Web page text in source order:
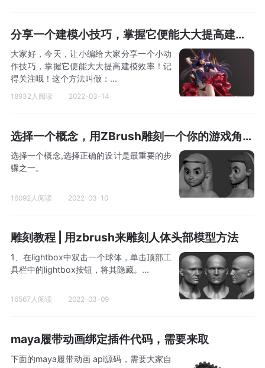
分享一个建模小技巧，掌握它便能大大提高建模效率！
大家好，今天，让小编给大家分享一个小动
作技巧，掌握它便能大大提高建模效率！记
得关注哦！这个方法叫做：...
18932人阅读 2022-03-14
选择一个概念，用ZBrush雕刻一个你的游戏角色示范
选择一个概念,选择正确的设计是最重要的步
骤之一。
16092人阅读 2022-03-10
雕刻教程 | 用zbrush来雕刻人体头部模型方法
1、在lightbox中双击一个球体，单击顶部工
具栏中的lightbox按钮，将其隐藏。...
16567人阅读 2022-03-09
maya履带动画绑定插件代码，需要来取
下面的maya履带动画 api源码，需要大家自